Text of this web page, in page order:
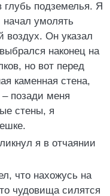
подземелья. Я
умолять
воздух. Он указал
наконец на
но вот перед
каменная стена,
позади меня
стены, я
я в отчаянии
что нахожусь на
чудовища силятся